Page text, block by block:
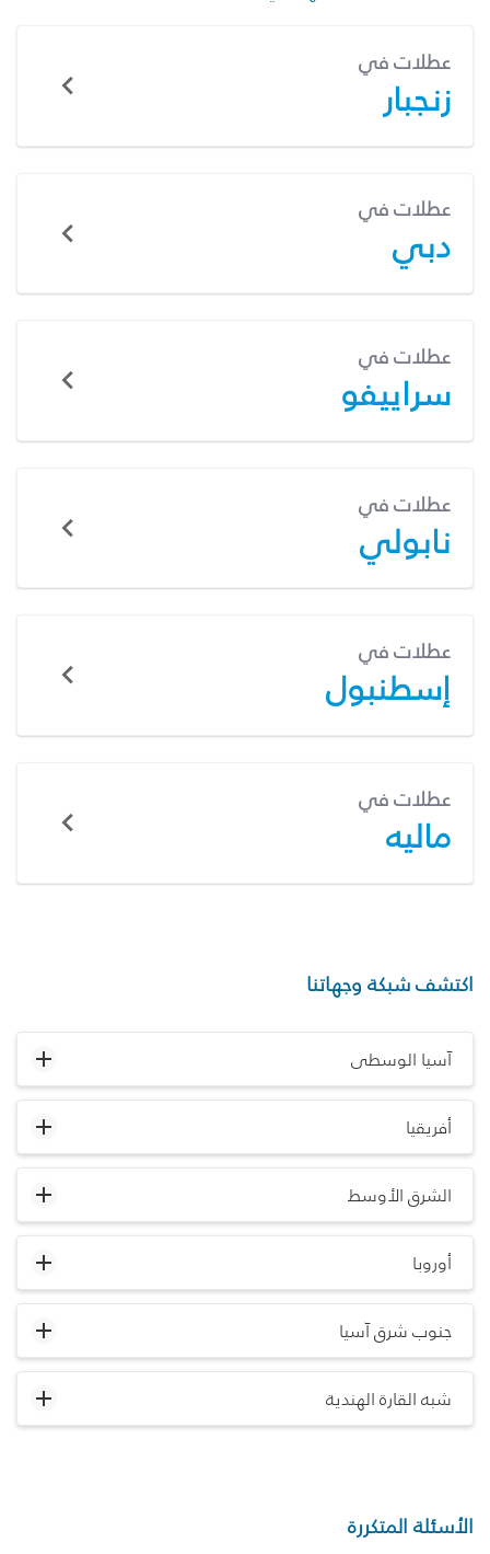
عطلات في
زنجبار
عطلات في
دبي
عطلات في
سراييفو
عطلات في
نابولي
عطلات في
إسطنبول
عطلات في
ماليه
اكتشف شبكة وجهاتنا
آسيا الوسطى
أفريقيا
الشرق الأوسط
أوروبا
جنوب شرق آسيا
شبه القارة الهندية
الأسئلة المتكررة